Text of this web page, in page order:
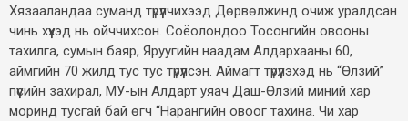
Хязааландаа суманд түрүүлчихээд Дөрвөлжинд очиж уралдсан
чинь хүүхэд нь ойччихсон. Соёолондоо Тосонгийн овооны
тахилга, сумын баяр, Яруугийн наадам Алдархааны 60,
аймгийн 70 жилд тус тус түрүүлсэн. Аймагт түрүүлэхэд нь “Өлзий”
пүүсийн захирал, МУ-ын Алдарт уяач Даш-Өлзий миний хар
моринд тусгай бай өгч “Нарангийн овоог тахина. Чи хар